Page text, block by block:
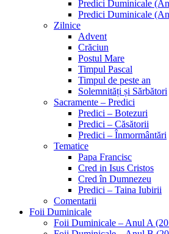
Predici Duminicale
Predici Duminicale
Zilnice
Advent
Crăciun
Postul Mare
Timpul Pascal
Timpul de peste an
Solemnități și Sărbători
Sacramente – Predici
Predici – Botezuri
Predici – Căsătorii
Predici – Înmormântări
Tematice
Papa Francisc
Cred in Isus Cristos
Cred în Dumnezeu
Predici – Taina Iubirii
Comentarii
Foii Duminicale
Foii Duminicale – Anul A